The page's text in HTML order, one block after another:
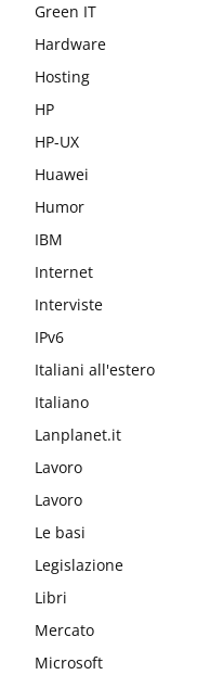
Green IT
Hardware
Hosting
HP
HP-UX
Huawei
Humor
IBM
Internet
Interviste
IPv6
Italiani all'estero
Italiano
Lanplanet.it
Lavoro
Lavoro
Le basi
Legislazione
Libri
Mercato
Microsoft